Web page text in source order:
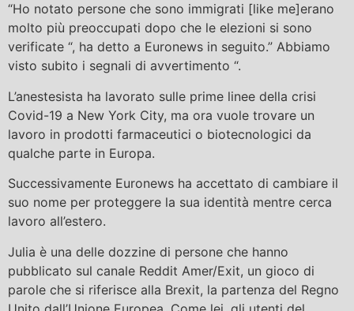
“Ho notato persone che sono immigrati [like me]erano
molto più preoccupati dopo che le elezioni si sono
verificate “, ha detto a Euronews in seguito.” Abbiamo
visto subito i segnali di avvertimento “.
L’anestesista ha lavorato sulle prime linee della crisi
Covid-19 a New York City, ma ora vuole trovare un
lavoro in prodotti farmaceutici o biotecnologici da
qualche parte in Europa.
Successivamente Euronews ha accettato di cambiare il
suo nome per proteggere la sua identità mentre cerca
lavoro all’estero.
Julia è una delle dozzine di persone che hanno
pubblicato sul canale Reddit Amer/Exit, un gioco di
parole che si riferisce alla Brexit, la partenza del Regno